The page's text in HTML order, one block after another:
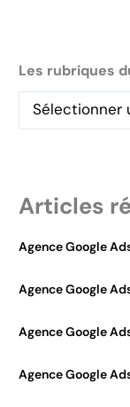
Les rubriques
Articles
Agence Google
Agence Google
Agence Google
Agence Google